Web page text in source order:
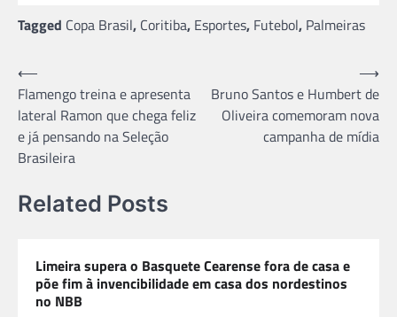
Tagged Copa Brasil, Coritiba, Esportes, Futebol, Palmeiras
Navegação
de
Post
⟵
Flamengo treina e apresenta
lateral Ramon que chega feliz
e já pensando na Seleção
Brasileira
Bruno Santos e Humbert de
Oliveira comemoram nova
campanha de mídia
⟶
Related Posts
Limeira supera o Basquete Cearense fora de casa e
põe fim à invencibilidade em casa dos nordestinos
no NBB